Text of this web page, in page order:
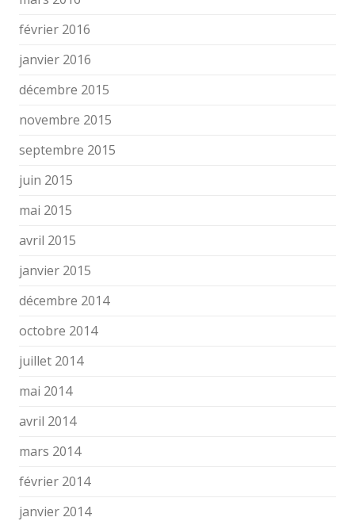
février 2016
janvier 2016
décembre 2015
novembre 2015
septembre 2015
juin 2015
mai 2015
avril 2015
janvier 2015
décembre 2014
octobre 2014
juillet 2014
mai 2014
avril 2014
mars 2014
février 2014
janvier 2014